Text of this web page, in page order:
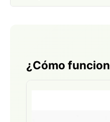
¿Cómo